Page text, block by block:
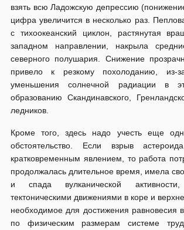
взять всю Ладожскую депрессию
цифра увеличится в несколько раз.
с тихоокеанский циклон, растянутая
западном направлении, накрыла
северного полушария. Снижение
привело к резкому похолоданию, из-
уменьшения солнечной радиации в
образованию Скандинавского,
ледников.
Кроме того, здесь надо учесть еще
обстоятельство. Если взрыв
кратковременным явлением, то работа
продолжалась длительное время, имела
и спада вулканической
тектоническими движениями в коре и
необходимое для достижения равновесия в
по физическим размерам системе